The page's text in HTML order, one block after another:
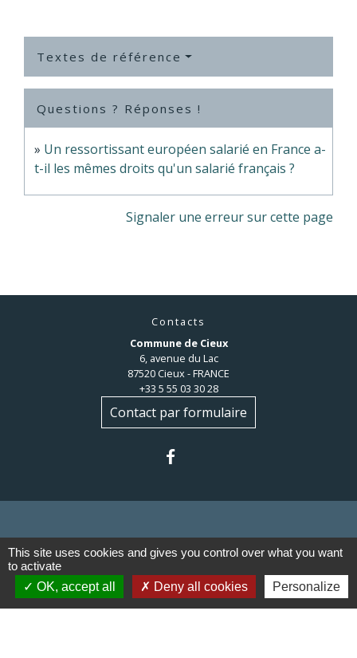
Textes de référence
Questions ? Réponses !
Un ressortissant européen salarié en France a-
t-il les mêmes droits qu'un salarié français ?
Signaler une erreur sur cette page
Contacts
Commune de Cieux
6, avenue du Lac
87520 Cieux - FRANCE
+33 5 55 03 30 28
Contact par formulaire
Liens
Communauté de communes du
This site uses cookies and gives you control over what you want
to activate
OK, accept all
Deny all cookies Personalize